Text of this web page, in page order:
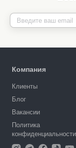
Компания
Клиенты
Блог
Вакансии
Политика
конфиденциальности